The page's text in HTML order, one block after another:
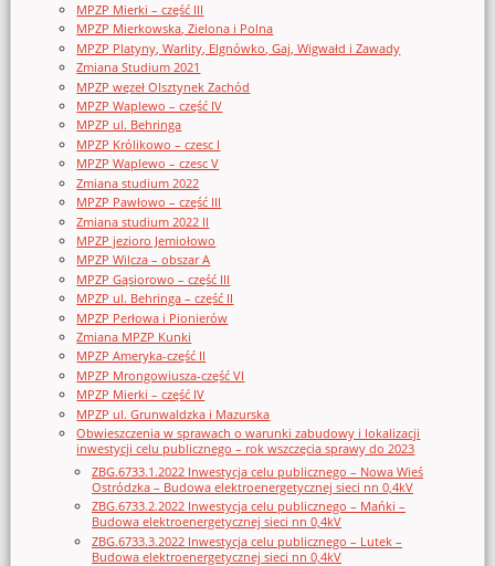
MPZP Mierki – część III
MPZP Mierkowska, Zielona i Polna
MPZP Platyny, Warlity, Elgnówko, Gaj, Wigwałd i Zawady
Zmiana Studium 2021
MPZP węzeł Olsztynek Zachód
MPZP Waplewo – część IV
MPZP ul. Behringa
MPZP Królikowo – czesc I
MPZP Waplewo – czesc V
Zmiana studium 2022
MPZP Pawłowo – część III
Zmiana studium 2022 II
MPZP jezioro Jemiołowo
MPZP Wilcza – obszar A
MPZP Gąsiorowo – część III
MPZP ul. Behringa – część II
MPZP Perłowa i Pionierów
Zmiana MPZP Kunki
MPZP Ameryka-część II
MPZP Mrongowiusza-część VI
MPZP Mierki – część IV
MPZP ul. Grunwaldzka i Mazurska
Obwieszczenia w sprawach o warunki zabudowy i lokalizacji
inwestycji celu publicznego – rok wszczęcia sprawy do 2023
ZBG.6733.1.2022 Inwestycja celu publicznego – Nowa Wieś
Ostródzka – Budowa elektroenergetycznej sieci nn 0,4kV
ZBG.6733.2.2022 Inwestycja celu publicznego – Mańki –
Budowa elektroenergetycznej sieci nn 0,4kV
ZBG.6733.3.2022 Inwestycja celu publicznego – Lutek –
Budowa elektroenergetycznej sieci nn 0,4kV